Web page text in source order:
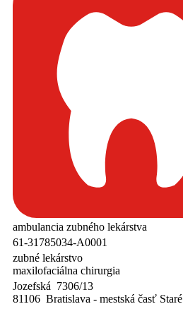
ambulancia zubného lekárstva
61-31785034-A0001
zubné lekárstvo
maxilofaciálna chirurgia
Jozefská 7306/13
81106 Bratislava - mestská časť